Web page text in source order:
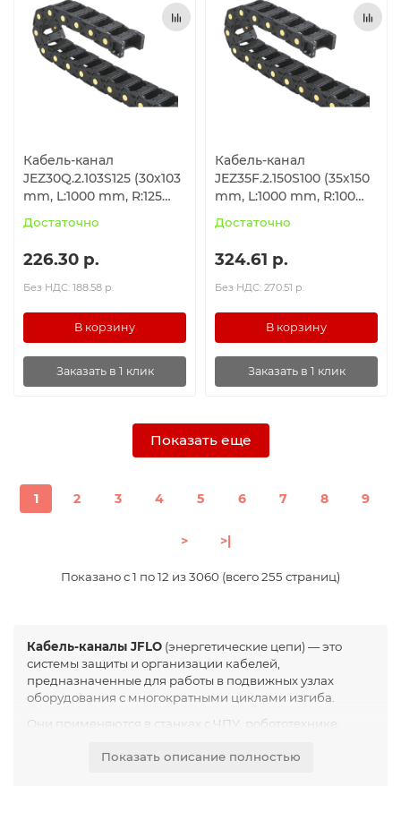
Кабель-канал
JEZ30Q.2.103S125 (30х103
mm, L:1000 mm, R:125
Достаточно
226.30 р.
Без НДС: 188.58 р.
В корзину
Заказать в 1 клик
Кабель-канал
JEZ35F.2.150S100 (35х150
mm, L:1000 mm, R:100
Достаточно
324.61 р.
Без НДС: 270.51 р.
В корзину
Заказать в 1 клик
Показать еще
1 2 3 4 5 6 7 8 9
> >|
Показано с 1 по 12 из 3060 (всего 255 страниц)
Кабель-каналы JFLO (энергетические цепи) — это
системы защиты и организации кабелей,
предназначенные для работы в подвижных узлах
оборудования с многократными циклами изгиба.
Они применяются в станках с ЧПУ, робототехнике,
оборудовании, где кабели постоянно перемещаются
Показать описание полностью